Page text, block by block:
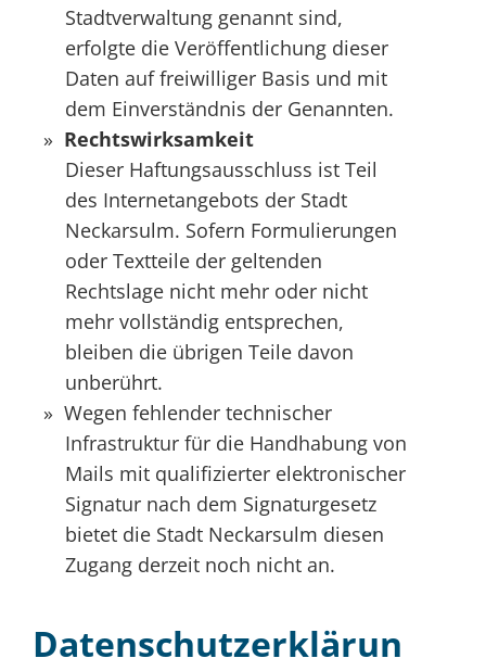
Stadtverwaltung genannt sind,
erfolgte die Veröffentlichung dieser
Daten auf freiwilliger Basis und mit
dem Einverständnis der Genannten.
Rechtswirksamkeit
Dieser Haftungsausschluss ist Teil
des Internetangebots der Stadt
Neckarsulm. Sofern Formulierungen
oder Textteile der geltenden
Rechtslage nicht mehr oder nicht
mehr vollständig entsprechen,
bleiben die übrigen Teile davon
unberührt.
Wegen fehlender technischer
Infrastruktur für die Handhabung von
Mails mit qualifizierter elektronischer
Signatur nach dem Signaturgesetz
bietet die Stadt Neckarsulm diesen
Zugang derzeit noch nicht an.
Datenschutzerklärun